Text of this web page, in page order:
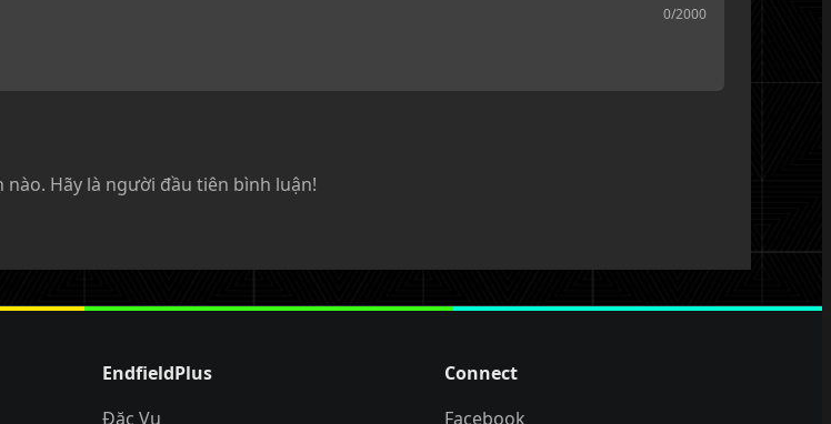
0/2000
nào. Hãy là người đầu tiên bình luận!
EndfieldPlus
Đặc Vụ
Connect
Facebook